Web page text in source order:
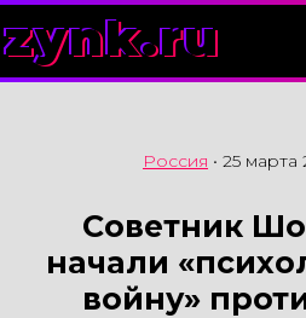
zynk.ru
Россия • 25 марта
Советник
начали
войну»